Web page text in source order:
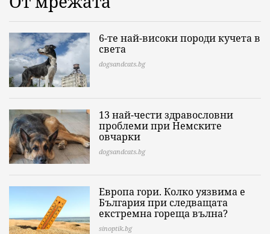
6-те най-високи породи кучета в
света
dogsandcats.bg
13 най-чести здравословни
проблеми при Немските
овчарки
dogsandcats.bg
Европа гори. Колко уязвима е
България при следващата
екстремна гореща вълна?
sinoptik.bg